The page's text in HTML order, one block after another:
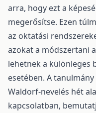
arra, hogy ezt a
megerősítse. Ezen
az oktatási
azokat a módszertani
lehetnek a különleges
esetében. A
Waldorf-nevelés hét
kapcsolatban,